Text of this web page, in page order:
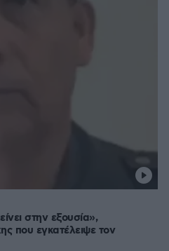
στην εξουσία»,
που εγκατέλειψε τον